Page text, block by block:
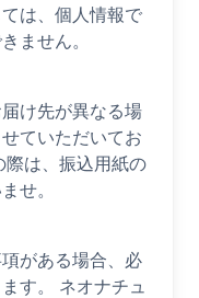
は、個人情報で
ません。
け先が異なる場
ていただいてお
際は、振込用紙の
せ。
がある場合、必
す。 ネオナチュ